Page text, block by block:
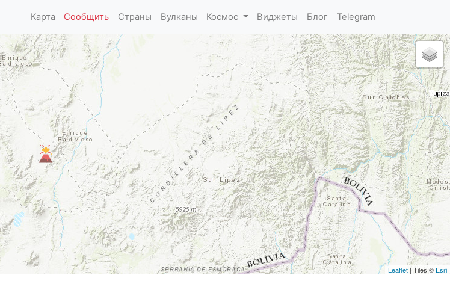
Карта Сообщить Страны Вулканы Космос Виджеты Блог Telegram
Leaflet | Tiles © Esri